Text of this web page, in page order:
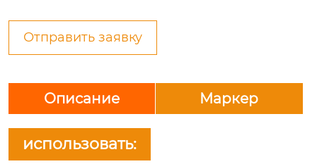
Отправить заявку
Описание Маркер
использовать: